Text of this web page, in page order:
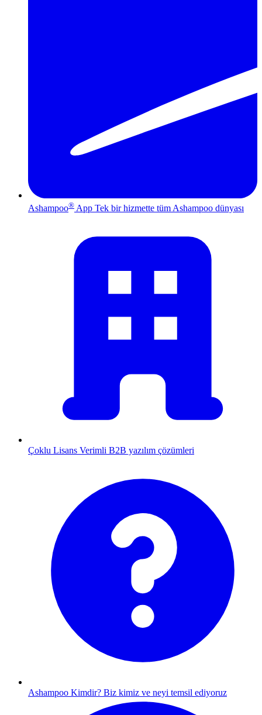
Ashampoo® App Tek bir hizmette tüm Ashampoo dünyası
Çoklu Lisans Verimli B2B yazılım çözümleri
Ashampoo Kimdir? Biz kimiz ve neyi temsil ediyoruz